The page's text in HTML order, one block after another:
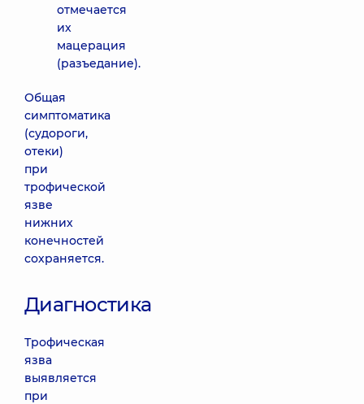
отмечается
их
мацерация
(разъедание).
Общая
симптоматика
(судороги,
отеки)
при
трофической
язве
нижних
конечностей
сохраняется.
Диагностика
Трофическая
язва
выявляется
при